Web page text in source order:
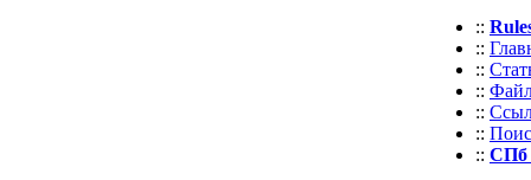
::
::
::
::
::
::
:: СПб